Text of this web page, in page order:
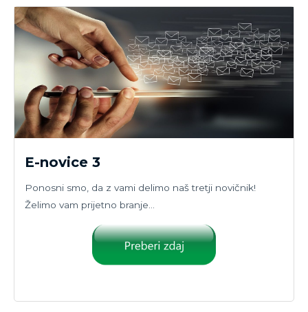
E-novice 3
Ponosni smo, da z vami delimo naš tretji novičnik!
Želimo vam prijetno branje…